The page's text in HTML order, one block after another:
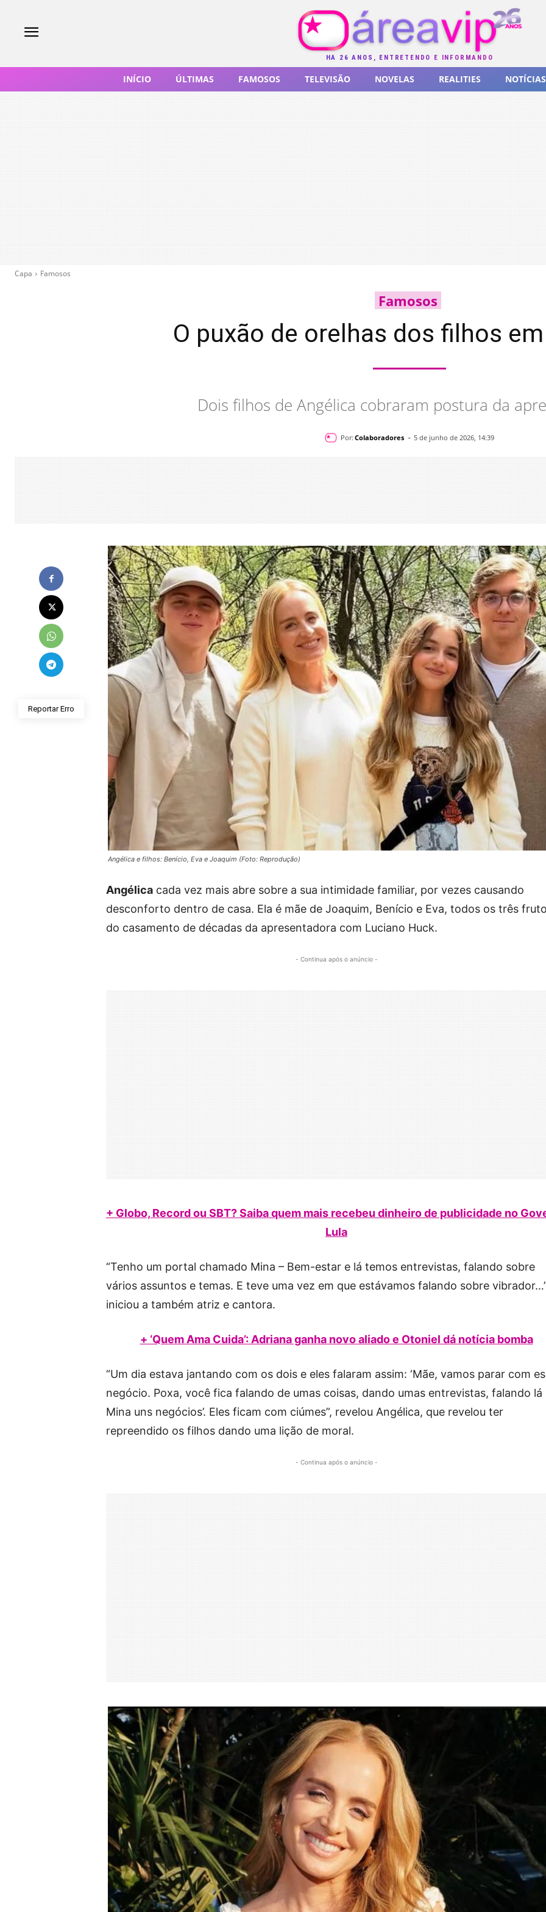
HÁ 26 ANOS, ENTRETENDO E INFORMANDO
INÍCIO ÚLTIMAS FAMOSOS TELEVISÃO NOVELAS REALITIES NOTÍCIAS
Capa Famosos
Famosos
O puxão de orelhas dos filhos
Dois filhos de Angélica cobraram postura da
Por: Colaboradores - 5 de junho de 2026, 14:39
Reportar Erro
Angélica e filhos: Benício, Eva e Joaquim (Foto: Reprodução)
Angélica cada vez mais abre sobre a sua intimidade familiar, por vezes causando
desconforto dentro de casa. Ela é mãe de Joaquim, Benício e Eva, todos os três
do casamento de décadas da apresentadora com Luciano Huck.
- Continua após o anúncio -
+ Globo, Record ou SBT? Saiba quem mais recebeu dinheiro de publicidade no
Lula
“Tenho um portal chamado Mina – Bem-estar e lá temos entrevistas, falando sobre
vários assuntos e temas. E teve uma vez em que estávamos falando sobre
iniciou a também atriz e cantora.
+ ‘Quem Ama Cuida’: Adriana ganha novo aliado e Otoniel dá notícia bomba
“Um dia estava jantando com os dois e eles falaram assim: ‘Mãe, vamos parar com
negócio. Poxa, você fica falando de umas coisas, dando umas entrevistas, falando lá
Mina uns negócios’. Eles ficam com ciúmes”, revelou Angélica, que revelou ter
repreendido os filhos dando uma lição de moral.
- Continua após o anúncio -